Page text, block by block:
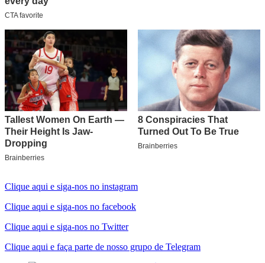
Clique aqui e siga-nos no instagram
Clique aqui e siga-nos no facebook
Clique aqui e siga-nos no Twitter
Clique aqui e faça parte de nosso grupo de Telegram